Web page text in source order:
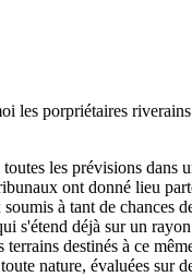
les porpriétaires
les prévisions
ont donné lieu
à tant de
s'étend déjà sur un
destinés à ce
nature, évaluées